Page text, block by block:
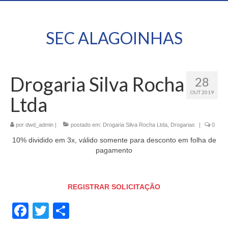
SEC ALAGOINHAS
28
OUT 2019
Drogaria Silva Rocha
Ltda
por dwd_admin | postado em: Drogaria Silva Rocha Ltda Drogarias | 0
10% dividido em 3x, válido somente para desconto em folha de
pagamento
REGISTRAR SOLICITAÇÃO
Facebook
Twitter